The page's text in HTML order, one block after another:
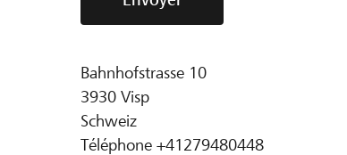
Bahnhofstrasse 10
3930 Visp
Schweiz
Téléphone +41279480448